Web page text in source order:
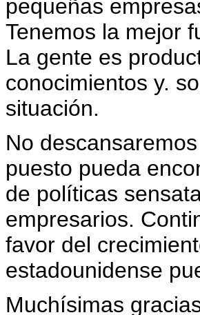
pequeñas
Tenemos la mejor
La gente es
conocimientos y.
situación.
No
puesto pueda
de políticas
empresarios.
favor del
estadounidense
Muchísimas